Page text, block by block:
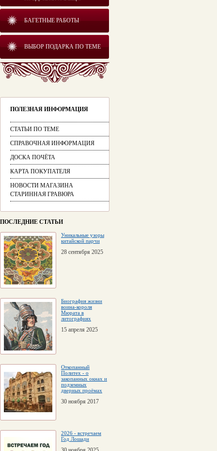
БАГЕТНЫЕ РАБОТЫ
ВЫБОР ПОДАРКА ПО ТЕМЕ
ПОЛЕЗНАЯ ИНФОРМАЦИЯ
СТАТЬИ ПО ТЕМЕ
СПРАВОЧНАЯ ИНФОРМАЦИЯ
ДОСКА ПОЧЁТА
КАРТА ПОКУПАТЕЛЯ
НОВОСТИ МАГАЗИНА
СТАРИННАЯ ГРАВЮРА
ПОСЛЕДНИЕ СТАТЬИ
Уникальные узоры
китайской парчи
28 сентября 2025
Биография жизни
воина-короля
Мюрата в
литографиях
15 апреля 2025
Откопанный
Политех - о
закопанных окнах и
подземных
дверных проёмах
30 ноября 2017
2026 - встречаем
Год Лошади